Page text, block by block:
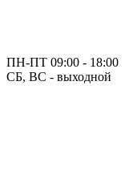
ПН-ПТ 09:00 - 18:00
СБ, ВС - выходной